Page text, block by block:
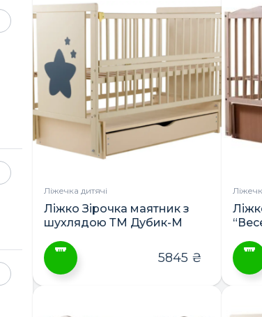
має
кілька
варіантів.
Параметри
можна
вибрати
на
товару
має
на
Ліжечка дитячі
Ліжко Зірочка маятник з
шухлядою ТМ Дубик-М
5845 ₴